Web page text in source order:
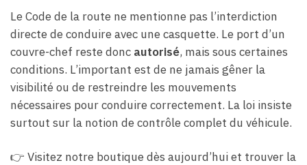
Le Code de la route ne mentionne pas l’interdiction
directe de conduire avec une casquette. Le port d’un
couvre-chef reste donc autorisé, mais sous certaines
conditions. L’important est de ne jamais gêner la
visibilité ou de restreindre les mouvements
nécessaires pour conduire correctement. La loi insiste
surtout sur la notion de contrôle complet du véhicule.
👉 Visitez notre boutique dès aujourd’hui et trouver la